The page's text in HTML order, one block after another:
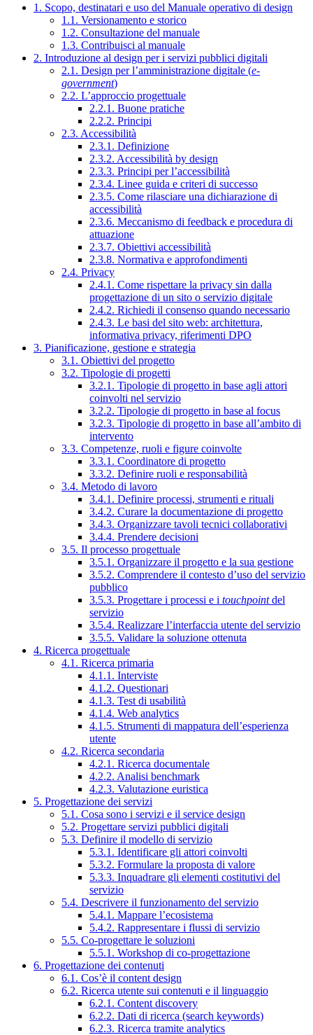
1. Scopo, destinatari e uso del Manuale operativo di design
1.1. Versionamento e storico
1.2. Consultazione del manuale
1.3. Contribuisci al manuale
2. Introduzione al design per i servizi pubblici digitali
2.1. Design per l’amministrazione digitale (e-
government)
2.2. L’approccio progettuale
2.2.1. Buone pratiche
2.2.2. Principi
2.3. Accessibilità
2.3.1. Definizione
2.3.2. Accessibilità by design
2.3.3. Principi per l’accessibilità
2.3.4. Linee guida e criteri di successo
2.3.5. Come rilasciare una dichiarazione di
accessibilità
2.3.6. Meccanismo di feedback e procedura di
attuazione
2.3.7. Obiettivi accessibilità
2.3.8. Normativa e approfondimenti
2.4. Privacy
2.4.1. Come rispettare la privacy sin dalla
progettazione di un sito o servizio digitale
2.4.2. Richiedi il consenso quando necessario
2.4.3. Le basi del sito web: architettura,
informativa privacy, riferimenti DPO
3. Pianificazione, gestione e strategia
3.1. Obiettivi del progetto
3.2. Tipologie di progetti
3.2.1. Tipologie di progetto in base agli attori
coinvolti nel servizio
3.2.2. Tipologie di progetto in base al focus
3.2.3. Tipologie di progetto in base all’ambito di
intervento
3.3. Competenze, ruoli e figure coinvolte
3.3.1. Coordinatore di progetto
3.3.2. Definire ruoli e responsabilità
3.4. Metodo di lavoro
3.4.1. Definire processi, strumenti e rituali
3.4.2. Curare la documentazione di progetto
3.4.3. Organizzare tavoli tecnici collaborativi
3.4.4. Prendere decisioni
3.5. Il processo progettuale
3.5.1. Organizzare il progetto e la sua gestione
3.5.2. Comprendere il contesto d’uso del servizio
pubblico
3.5.3. Progettare i processi e i touchpointdel
servizio
3.5.4. Realizzare l’interfaccia utente del servizio
3.5.5. Validare la soluzione ottenuta
4. Ricerca progettuale
4.1. Ricerca primaria
4.1.1. Interviste
4.1.2. Questionari
4.1.3. Test di usabilità
4.1.4. Web analytics
4.1.5. Strumenti di mappatura dell’esperienza
utente
4.2. Ricerca secondaria
4.2.1. Ricerca documentale
4.2.2. Analisi benchmark
4.2.3. Valutazione euristica
5. Progettazione dei servizi
5.1. Cosa sono i servizi e il service design
5.2. Progettare servizi pubblici digitali
5.3. Definire il modello di servizio
5.3.1. Identificare gli attori coinvolti
5.3.2. Formulare la proposta di valore
5.3.3. Inquadrare gli elementi costitutivi del
servizio
5.4. Descrivere il funzionamento del servizio
5.4.1. Mappare l’ecosistema
5.4.2. Rappresentare i flussi di servizio
5.5. Co-progettare le soluzioni
5.5.1. Workshop di co-progettazione
6. Progettazione dei contenuti
6.1. Cos’è il content design
6.2. Ricerca utente sui contenuti e il linguaggio
6.2.1. Content discovery
6.2.2. Dati di ricerca (search keywords)
6.2.3. Ricerca tramite analytics